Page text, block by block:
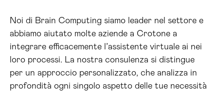
Noi di Brain Computing siamo leader nel settore e
abbiamo aiutato molte aziende a Crotone a
integrare efficacemente l’assistente virtuale ai nei
loro processi. La nostra consulenza si distingue
per un approccio personalizzato, che analizza in
profondità ogni singolo aspetto delle tue necessità